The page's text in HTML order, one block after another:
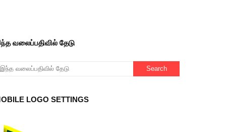
வலைப்பதிவில் தேடு
LOGO SETTINGS